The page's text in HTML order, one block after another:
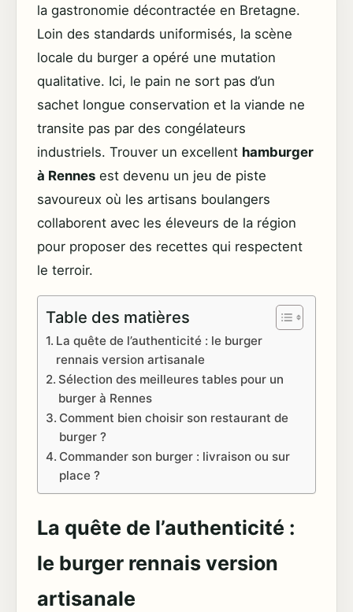
la gastronomie décontractée en Bretagne.
Loin des standards uniformisés, la scène
locale du burger a opéré une mutation
qualitative. Ici, le pain ne sort pas d’un
sachet longue conservation et la viande ne
transite pas par des congélateurs
industriels. Trouver un excellent hamburger
à Rennes est devenu un jeu de piste
savoureux où les artisans boulangers
collaborent avec les éleveurs de la région
pour proposer des recettes qui respectent
le terroir.
Table des matières
La quête de l’authenticité : le burger
rennais version artisanale
Sélection des meilleures tables pour un
burger à Rennes
Comment bien choisir son restaurant de
burger ?
Commander son burger : livraison ou sur
place ?
La quête de l’authenticité :
le burger rennais version
artisanale